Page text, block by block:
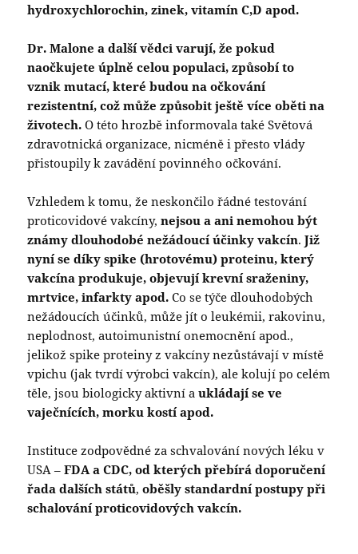
hydroxychlorochin, zinek, vitamín C,D apod.
Dr. Malone a další vědci varují, že pokud
naočkujete úplně celou populaci, způsobí to
vznik mutací, které budou na očkování
rezistentní, což může způsobit ještě více oběti na
životech. O této hrozbě informovala také Světová
zdravotnická organizace, nicméně i přesto vlády
přistoupily k zavádění povinného očkování.
Vzhledem k tomu, že neskončilo řádné testování
proticovidové vakcíny,nejsou a ani nemohou být
známy dlouhodobé nežádoucí účinky vakcín.Již
nyní se díky spike (hrotovému) proteinu, který
vakcína produkuje, objevují krevní sraženiny,
mrtvice, infarkty apod.Co se týče dlouhodobých
nežádoucích účinků, může jít o leukémii, rakovinu,
neplodnost, autoimunistní onemocnění apod.,
jelikož spike proteiny z vakcíny nezůstávají v místě
vpichu (jak tvrdí výrobci vakcín), ale kolují po celém
těle, jsou biologicky aktivní aukládají se ve
vaječnících, morku kostí apod.
Instituce zodpovědné za schvalování nových léku v
USA –FDA a CDC, od kterých přebírá doporučení
řada dalších států,oběšly standardní postupy při
schalování proticovidových vakcín.